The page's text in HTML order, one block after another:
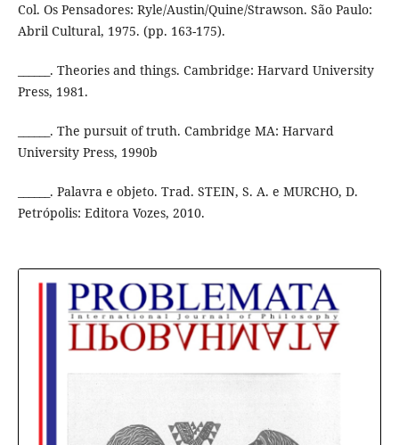
Col. Os Pensadores: Ryle/Austin/Quine/Strawson. São Paulo:
Abril Cultural, 1975. (pp. 163-175).
______. Theories and things. Cambridge: Harvard University
Press, 1981.
______. The pursuit of truth. Cambridge MA: Harvard
University Press, 1990b
______. Palavra e objeto. Trad. STEIN, S. A. e MURCHO, D.
Petrópolis: Editora Vozes, 2010.